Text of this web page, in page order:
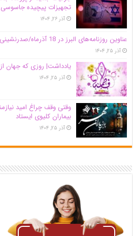
تجهیزات پیچیده جاسوسی
آذر ۲۶, ۱۴۰۴
عناوین روزنامه‌های البرز در ‌18 آذرماه/صدرنشینی در ارائه خدمات زایمان بی‌درد
آذر ۲۵, ۱۴۰۴
یادداشت| روزی که جهان
آذر ۲۵, ۱۴۰۴
وقتی وقف چراغ امید
بیماران کلیوی ایستاد
آذر ۲۵, ۱۴۰۴